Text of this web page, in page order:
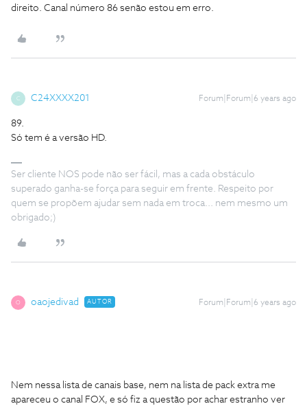
direito. Canal número 86 senão estou em erro.
C C24XXXX201 Forum|Forum|6 years ago
89.
Só tem é a versão HD.
Ser cliente NOS pode não ser fácil, mas a cada obstáculo
superado ganha-se força para seguir em frente. Respeito por
quem se propõem ajudar sem nada em troca... nem mesmo um
obrigado;)
O oaojedivad AUTOR Forum|Forum|6 years ago
Nem nessa lista de canais base, nem na lista de pack extra me
apareceu o canal FOX, e só fiz a questão por achar estranho ver